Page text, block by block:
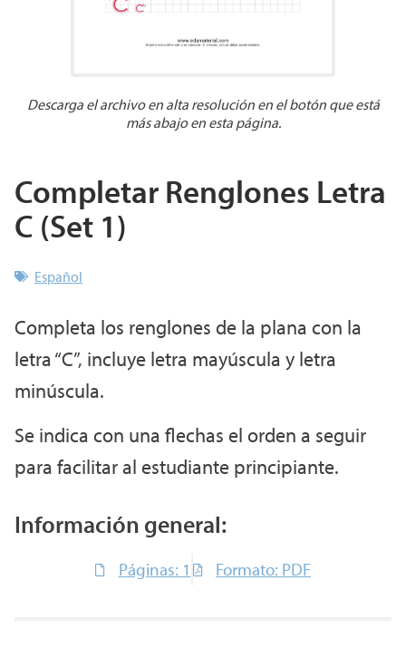
Descarga el archivo en alta resolución en el botón que está
más abajo en esta página.
Completar Renglones Letra
C (Set 1)
Español
Completa los renglones de la plana con la
letra “C”, incluye letra mayúscula y letra
minúscula.
Se indica con una flechas el orden a seguir
para facilitar al estudiante principiante.
Información general:
Páginas: 1 Formato: PDF